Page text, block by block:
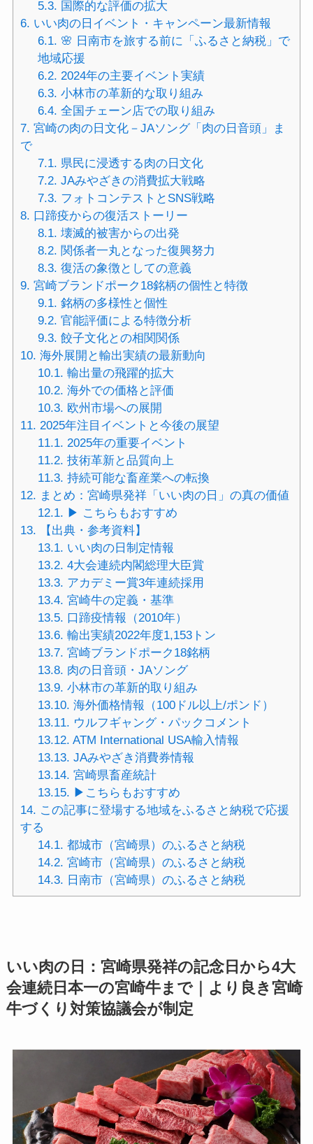
5.3. 国際的な評価の拡大
6. いい肉の日イベント・キャンペーン最新情報
6.1. 🌸 日南市を旅する前に「ふるさと納税」で
地域応援
6.2. 2024年の主要イベント実績
6.3. 小林市の革新的な取り組み
6.4. 全国チェーン店での取り組み
7. 宮崎の肉の日文化－JAソング「肉の日音頭」ま
で
7.1. 県民に浸透する肉の日文化
7.2. JAみやざきの消費拡大戦略
7.3. フォトコンテストとSNS戦略
8. 口蹄疫からの復活ストーリー
8.1. 壊滅的被害からの出発
8.2. 関係者一丸となった復興努力
8.3. 復活の象徴としての意義
9. 宮崎ブランドポーク18銘柄の個性と特徴
9.1. 銘柄の多様性と個性
9.2. 官能評価による特徴分析
9.3. 餃子文化との相関関係
10. 海外展開と輸出実績の最新動向
10.1. 輸出量の飛躍的拡大
10.2. 海外での価格と評価
10.3. 欧州市場への展開
11. 2025年注目イベントと今後の展望
11.1. 2025年の重要イベント
11.2. 技術革新と品質向上
11.3. 持続可能な畜産業への転換
12. まとめ：宮崎県発祥「いい肉の日」の真の価値
12.1. ▶ こちらもおすすめ
13. 【出典・参考資料】
13.1. いい肉の日制定情報
13.2. 4大会連続内閣総理大臣賞
13.3. アカデミー賞3年連続採用
13.4. 宮崎牛の定義・基準
13.5. 口蹄疫情報（2010年）
13.6. 輸出実績2022年度1,153トン
13.7. 宮崎ブランドポーク18銘柄
13.8. 肉の日音頭・JAソング
13.9. 小林市の革新的取り組み
13.10. 海外価格情報（100ドル以上/ポンド）
13.11. ウルフギャング・パックコメント
13.12. ATM International USA輸入情報
13.13. JAみやざき消費券情報
13.14. 宮崎県畜産統計
13.15. ▶︎こちらもおすすめ
14. この記事に登場する地域をふるさと納税で応援
する
14.1. 都城市（宮崎県）のふるさと納税
14.2. 宮崎市（宮崎県）のふるさと納税
14.3. 日南市（宮崎県）のふるさと納税
いい肉の日：宮崎県発祥の記念日から4大
会連続日本一の宮崎牛まで｜より良き宮崎
牛づくり対策協議会が制定